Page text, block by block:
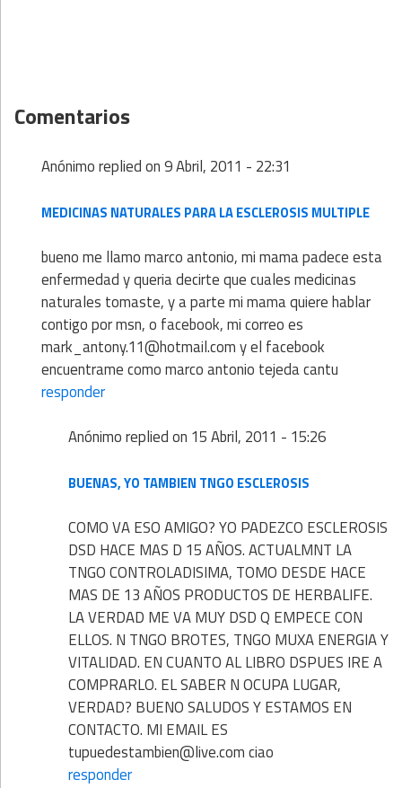
Comentarios
Anónimoreplied on9 Abril, 2011 - 22:31
MEDICINAS NATURALES PARA LA ESCLEROSIS MULTIPLE
bueno me llamo marco antonio, mi mama padece esta
enfermedad y queria decirte que cuales medicinas
naturales tomaste, y a parte mi mama quiere hablar
contigo por msn, o facebook, mi correo es
mark_antony.11@hotmail.com y el facebook
encuentrame como marco antonio tejeda cantu
responder
Anónimoreplied on 15 Abril, 2011 - 15:26
BUENAS, YO TAMBIEN TNGO ESCLEROSIS
COMO VA ESO AMIGO? YO PADEZCO ESCLEROSIS
DSD HACE MAS D 15 AÑOS. ACTUALMNT LA
TNGO CONTROLADISIMA, TOMO DESDE HACE
MAS DE 13 AÑOS PRODUCTOS DE HERBALIFE.
LA VERDAD ME VA MUY DSD Q EMPECE CON
ELLOS. N TNGO BROTES, TNGO MUXA ENERGIA Y
VITALIDAD. EN CUANTO AL LIBRO DSPUES IRE A
COMPRARLO. EL SABER N OCUPA LUGAR,
VERDAD? BUENO SALUDOS Y ESTAMOS EN
CONTACTO. MI EMAIL ES
tupuedestambien@live.com ciao
responder